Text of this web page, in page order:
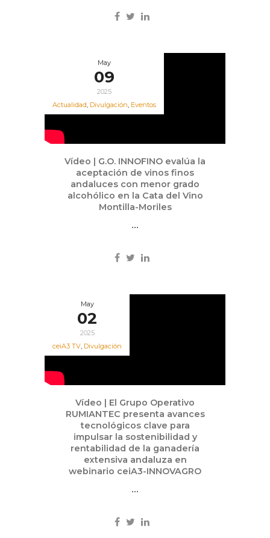
May
09
2025
Actualidad, Divulgación, Eventos
Vídeo | G.O. INNOFINO evalúa la
aceptación de vinos finos
andaluces con menor grado
alcohólico en la Cata del Vino
Montilla-Moriles
...
May
02
2025
ceiA3 TV, Divulgación
Vídeo | El Grupo Operativo
RUMIANTEC presenta avances
tecnológicos clave para
impulsar la sostenibilidad y
rentabilidad de la ganadería
extensiva andaluza en
webinario ceiA3-INNOVAGRO
...